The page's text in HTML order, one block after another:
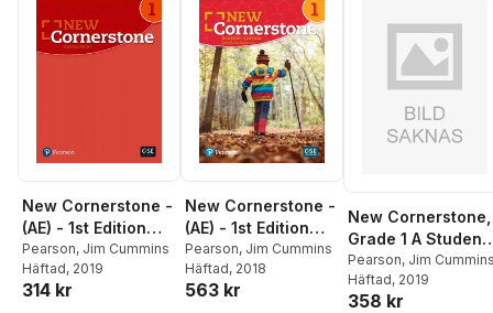
New Cornerstone -
(AE) - 1st Edition
(2019) -
Assessment - Level
1
Pearson, Jim Cummins
Häftad, 2019
314 kr
New Cornerstone -
(AE) - 1st Edition
(2019) - Student
Book with eBook
and Digital
Pearson, Jim Cummins
Häftad, 2018
563 kr
New Cornerstone,
Grade 1 A Student
Edition (soft
Pearson, Jim
Häftad, 2019
358 kr